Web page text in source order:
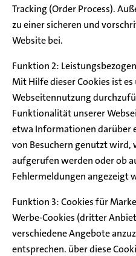
Tracking (Order Process).
zu einer sicheren und
Website bei.
Funktion 2:
Mit Hilfe dieser Cookies ist
Webseitennutzung
Funktionalität unserer
etwa Informationen darüber
von Besuchern genutzt wird,
aufgerufen werden oder ob
Fehlermeldungen angezeigt
Funktion 3: Cookies für
Werbe-Cookies (dritter
verschiedene Angebote
entsprechen. über diese